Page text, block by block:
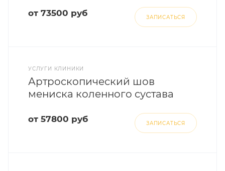
от 73500 руб ЗАПИСАТЬСЯ
УСЛУГИ КЛИНИКИ
Артроскопический шов
мениска коленного сустава
от 57800 руб ЗАПИСАТЬСЯ